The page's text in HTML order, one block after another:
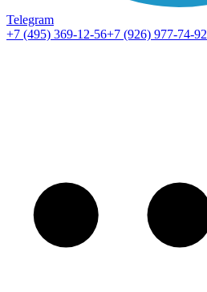
Telegram
+7 (495) 369-12-56+7 (926) 977-74-92